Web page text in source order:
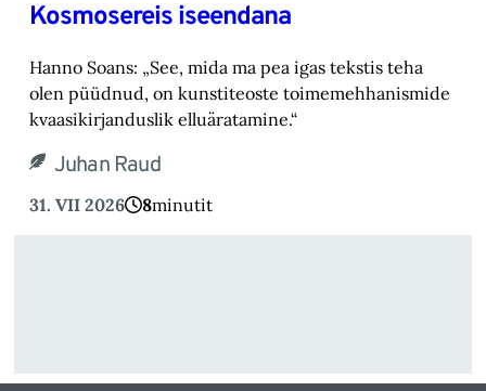
Kosmosereis iseendana
Hanno Soans: „See, mida ma pea igas tekstis teha
olen püüdnud, on kunstiteoste toimemehhanismide
kvaasikirjanduslik elluäratamine.“
Juhan Raud
31. VII 2026 8minutit